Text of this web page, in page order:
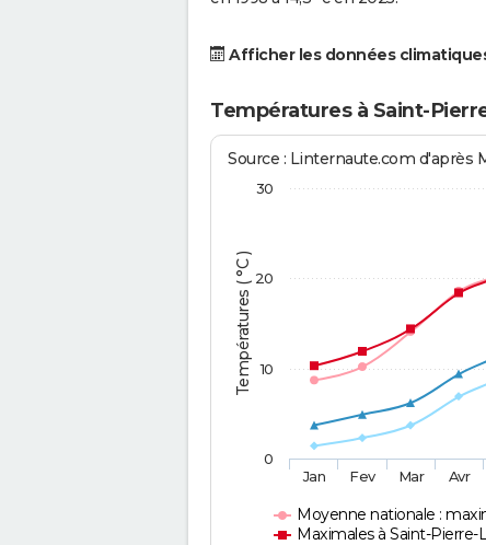
Afficher les données
Températures à Saint-
Températures ( °C )
Source : Linternaute.com d'après
Moyenne nationale :
Maximales à Saint-Pierre-
Jan Fev Mar Avr
0
10
20
30